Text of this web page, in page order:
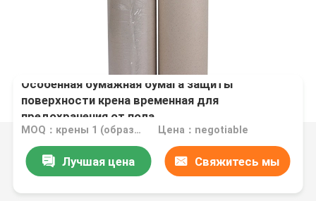
Особенная бумажная бумага защиты
поверхности крена временная для
предохранения от пола
MOQ：крены 1 (образец размера A4 свободный) Цена：negotiable
Лучшая цена Свяжитесь мы